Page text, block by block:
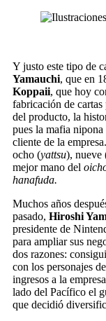
Y justo este tipo de
Yamauchi, que en
Koppaii, que hoy
fabricación de cartas
del producto, la
pues la mafia
cliente de la
ocho (yattsu), nueve
mejor mano del
hanafuda.
Muchos años
pasado, Hiroshi
presidente de
para ampliar sus
dos razones:
con los personajes de
ingresos a la
lado del Pacífico el
que decidió